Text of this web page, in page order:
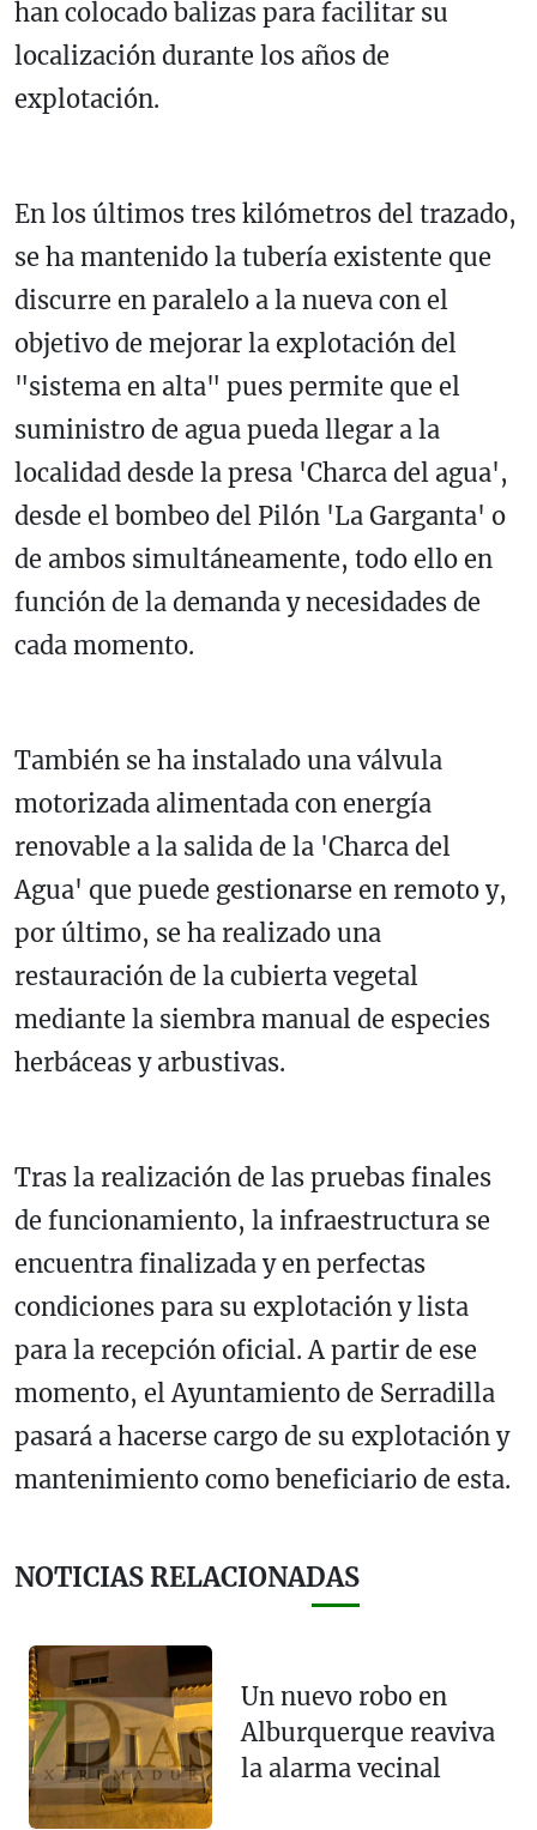
han colocado balizas para facilitar su
localización durante los años de
explotación.
En los últimos tres kilómetros del trazado,
se ha mantenido la tubería existente que
discurre en paralelo a la nueva con el
objetivo de mejorar la explotación del
"sistema en alta" pues permite que el
suministro de agua pueda llegar a la
localidad desde la presa 'Charca del agua',
desde el bombeo del Pilón 'La Garganta' o
de ambos simultáneamente, todo ello en
función de la demanda y necesidades de
cada momento.
También se ha instalado una válvula
motorizada alimentada con energía
renovable a la salida de la 'Charca del
Agua' que puede gestionarse en remoto y,
por último, se ha realizado una
restauración de la cubierta vegetal
mediante la siembra manual de especies
herbáceas y arbustivas.
Tras la realización de las pruebas finales
de funcionamiento, la infraestructura se
encuentra finalizada y en perfectas
condiciones para su explotación y lista
para la recepción oficial. A partir de ese
momento, el Ayuntamiento de Serradilla
pasará a hacerse cargo de su explotación y
mantenimiento como beneficiario de esta.
NOTICIAS RELACIONADAS
Un nuevo robo en
Alburquerque reaviva
la alarma vecinal